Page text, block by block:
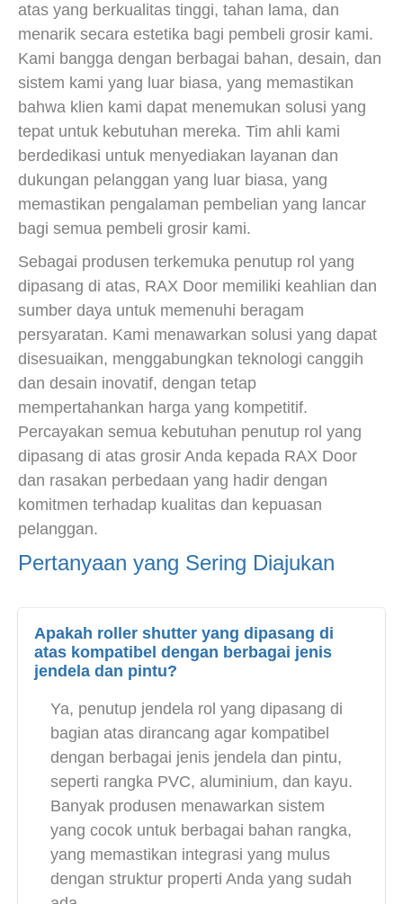
atas yang berkualitas tinggi, tahan lama, dan
menarik secara estetika bagi pembeli grosir kami.
Kami bangga dengan berbagai bahan, desain, dan
sistem kami yang luar biasa, yang memastikan
bahwa klien kami dapat menemukan solusi yang
tepat untuk kebutuhan mereka. Tim ahli kami
berdedikasi untuk menyediakan layanan dan
dukungan pelanggan yang luar biasa, yang
memastikan pengalaman pembelian yang lancar
bagi semua pembeli grosir kami.
Sebagai produsen terkemuka penutup rol yang
dipasang di atas, RAX Door memiliki keahlian dan
sumber daya untuk memenuhi beragam
persyaratan. Kami menawarkan solusi yang dapat
disesuaikan, menggabungkan teknologi canggih
dan desain inovatif, dengan tetap
mempertahankan harga yang kompetitif.
Percayakan semua kebutuhan penutup rol yang
dipasang di atas grosir Anda kepada RAX Door
dan rasakan perbedaan yang hadir dengan
komitmen terhadap kualitas dan kepuasan
pelanggan.
Pertanyaan yang Sering Diajukan
Apakah roller shutter yang dipasang di
atas kompatibel dengan berbagai jenis
jendela dan pintu?
Ya, penutup jendela rol yang dipasang di
bagian atas dirancang agar kompatibel
dengan berbagai jenis jendela dan pintu,
seperti rangka PVC, aluminium, dan kayu.
Banyak produsen menawarkan sistem
yang cocok untuk berbagai bahan rangka,
yang memastikan integrasi yang mulus
dengan struktur properti Anda yang sudah